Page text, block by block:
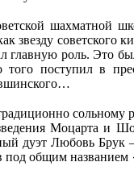
шахматной
звезду советского
главную роль. Это
того поступил в
сольному
Моцарта и
дуэт Любовь
под общим